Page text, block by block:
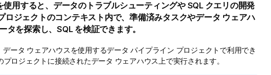
用すると、データのトラブルシューティングや SQL クエリの開発
ロジェクトのコンテキスト内で、準備済みタスクやデータ ウェアハ
タを探索し、SQL を検証できます。
ータ ウェアハウスを使用するデータ パイプライン プロジェクトで利用でき
プロジェクトに接続されたデータ ウェアハウス上で実行されます。